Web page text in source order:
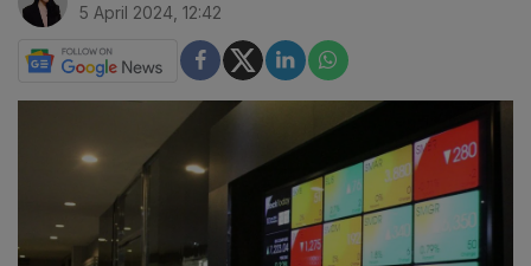
5 April 2024, 12:42